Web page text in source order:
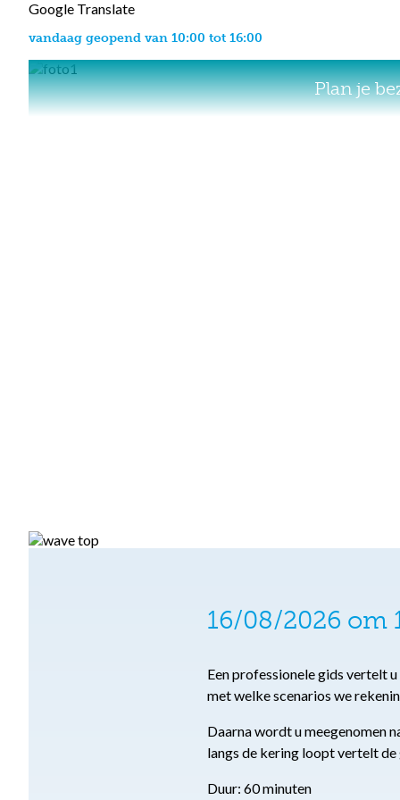
Google Translate
vandaag geopend van 10:00 tot 16:00
Plan je
16/08/2026 om
Een professionele gids vertelt
met welke scenarios we
Daarna wordt u meegenomen
langs de kering loopt vertelt
Duur: 60 minuten